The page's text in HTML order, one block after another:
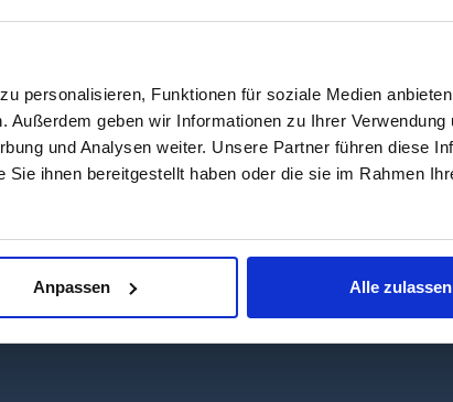
personalisieren, Funktionen für soziale Medien
geben wir Informationen zu Ihrer Verwendung
und Analysen weiter. Unsere Partner führen diese
ihnen bereitgestellt haben oder die sie im Rahmen
Anpassen Alle zulassen
nicht so berühmt, auch nicht so überlaufen wie der
di Garda“, der sich über die Regionen Südtirol.
wie ansprechende Umrundung […]